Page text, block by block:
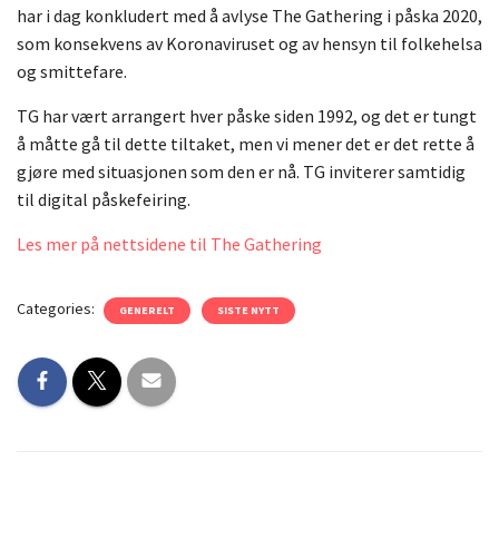
har i dag konkludert med å avlyse The Gathering i påska 2020,
som konsekvens av Koronaviruset og av hensyn til folkehelsa
og smittefare.
TG har vært arrangert hver påske siden 1992, og det er tungt
å måtte gå til dette tiltaket, men vi mener det er det rette å
gjøre med situasjonen som den er nå. TG inviterer samtidig
til digital påskefeiring.
Les mer på nettsidene til The Gathering
Categories: GENERELT SISTE NYTT